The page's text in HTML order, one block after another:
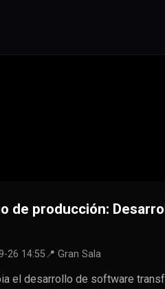
de producción:
26 14:55📍 Gran Sala
el desarrollo de software